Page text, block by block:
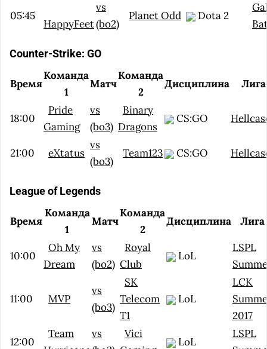
05:45
HappyFeet
vs
(bo2)
Planet Odd Dota 2
Counter-Strike: GO
Время
Команда
1
Матч
Команда
2
Дисциплина Лига
18:00
Pride
Gaming
vs
(bo3)
Binary
Dragons
CS:GO
21:00 eXtatus
vs
(bo3)
Team123 CS:GO
League of Legends
Время
Команда
1
Матч
Команда
2
Дисциплина Лига
10:00
Oh My
Dream
vs
(bo2)
Royal
Club
LoL
LSPL
11:00 MVP
vs
(bo3)
SK
Telecom
T1
LoL
LCK
2017
12:00
Team
vs
Vici
LoL
LSPL